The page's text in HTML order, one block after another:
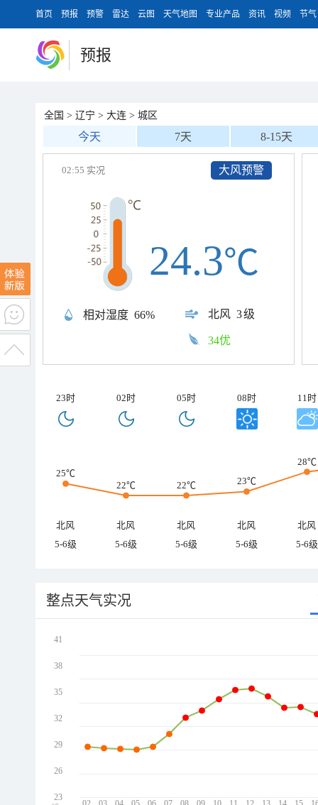
首页 预报 预警 雷达 云图 天气地图 专业产品 资讯 视频 节气
预报
全国 > 辽宁 > 大连 > 城区
今天 7天 8-15天
大风预警
02:55 实况
相对湿度 66% 北风 3级
24.3℃
34优
23时 02时 05时 08时 11时
25℃
22℃
22℃ 23℃
28℃
北风 北风 北风 北风
北风
5-6级
5-6级 5-6级 5-6级 5-6级
整点天气实况
41
38
35
32
29
26
23